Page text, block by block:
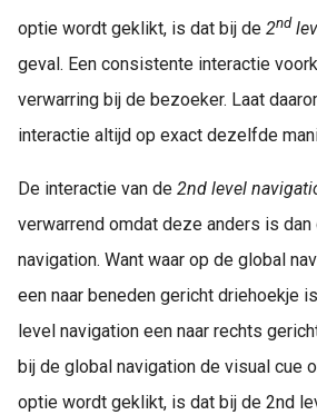
optie wordt geklikt, is dat bij de 2nd
geval. Een consistente interactie
verwarring bij de bezoeker. Laat
interactie altijd op exact dezelfde
De interactie van de 2nd level
verwarrend omdat deze anders is dan
navigation. Want waar op de global
een naar beneden gericht driehoekje
level navigation een naar rechts
bij de global navigation de visual cue
optie wordt geklikt, is dat bij de 2nd